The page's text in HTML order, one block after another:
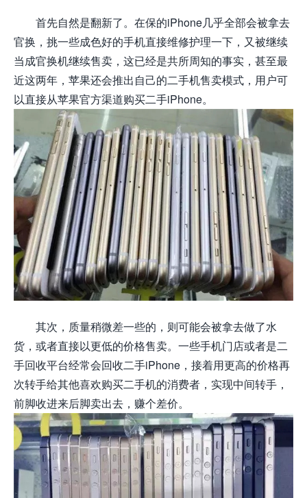
首先自然是翻新了。在保的iPhone几乎全部会被拿去
官换，挑一些成色好的手机直接维修护理一下，又被继续
当成官换机继续售卖，这已经是共所周知的事实，甚至最
近这两年，苹果还会推出自己的二手机售卖模式，用户可
以直接从苹果官方渠道购买二手iPhone。
其次，质量稍微差一些的，则可能会被拿去做了水
货，或者直接以更低的价格售卖。一些手机门店或者是二
手回收平台经常会回收二手iPhone，接着用更高的价格再
次转手给其他喜欢购买二手机的消费者，实现中间转手，
前脚收进来后脚卖出去，赚个差价。